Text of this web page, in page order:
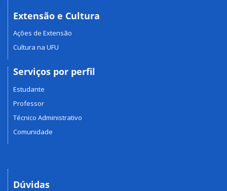
Extensão e Cultura
Ações de Extensão
Cultura na UFU
Serviços por perfil
Estudante
Professor
Técnico Administrativo
Comunidade
Dúvidas